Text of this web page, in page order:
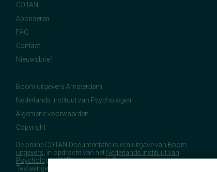
COTAN
Abonneren
FAQ
Contact
Nieuwsbrief
Boom uitgevers Amsterdam
Nederlands Instituut van Psychologen
Algemene voorwaarden
Copyright
De online COTAN Documentatie is een uitgave van Boom
uitgevers , in opdracht van het Nederlands Instituut van
Psychologen(NIP), namens de Commissie
Testaangelegenheden Nederland (COTAN).